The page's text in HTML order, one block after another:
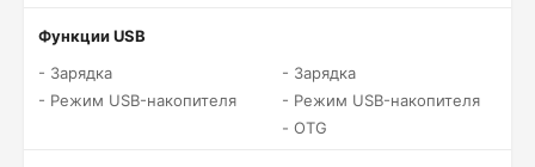
Функции USB
- Зарядка
- Режим USB-накопителя
- Зарядка
- Режим USB-накопителя
- OTG